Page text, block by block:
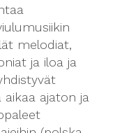
melodiat,
ja iloa ja
ajaton ja